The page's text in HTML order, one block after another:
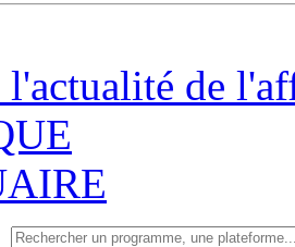
l'actualité de